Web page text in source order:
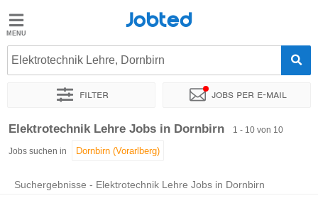
Jobted
Jobs
Jobted
Elektrotechnik Lehre, Dornbirn
Filter Jobs per e-mail
Sortieren nach Genauer Standort Unternehmen
Elektrotechnik Lehre Jobs in Dornbirn 1 - 10 von 10
Jobs suchen in
Suchergebnisse - Elektrotechnik Lehre Jobs in Dornbirn